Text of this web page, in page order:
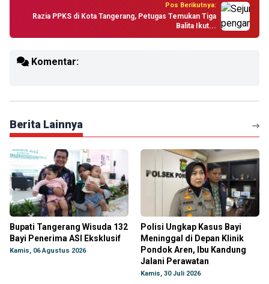
Pos Berikutnya:
Razia PPKS di Kota Tangerang, Petugas Temukan Tiga
Balita Ikut...
Komentar:
Berita Lainnya
Bupati Tangerang Wisuda 132
Bayi Penerima ASI Eksklusif
Kamis, 06 Agustus 2026
Polisi Ungkap Kasus Bayi
Meninggal di Depan Klinik
Pondok Aren, Ibu Kandung
Jalani Perawatan
Kamis, 30 Juli 2026